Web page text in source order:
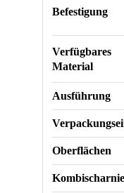
Befestigung
Verfügbares
Material
Ausführung
Oberflächen